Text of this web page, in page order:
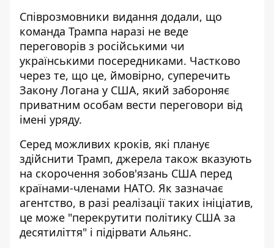
Співрозмовники видання додали, що
команда Трампа наразі не веде
переговорів з російськими чи
українськими посередниками. Частково
через те, що це, ймовірно, суперечить
Закону Логана у США, який забороняє
приватним особам вести переговори від
імені уряду.
Серед можливих кроків, які планує
здійснити Трамп, джерела також вказують
на скорочення зобов'язань США перед
країнами-членами НАТО. Як зазначає
агентство, в разі реалізації таких ініціатив,
це може "перекрутити політику США за
десятиліття" і підірвати Альянс.